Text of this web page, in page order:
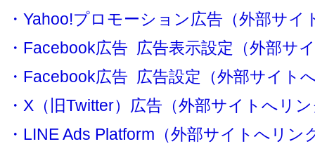
・Yahoo!プロモーション広告（外部サイ
・Facebook広告 広告表示設定（外部サ
・Facebook広告 広告設定（外部サイト
・X（旧Twitter）広告（外部サイトへリ
・LINE Ads Platform（外部サイトへリン